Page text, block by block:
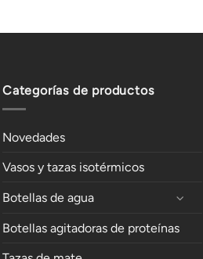
Categorías de productos
Novedades
Vasos y tazas isotérmicos
Botellas de agua
Botellas agitadoras de proteínas